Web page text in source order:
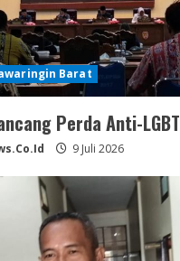
Barat
Perda Anti-LGBT
9 Juli 2026